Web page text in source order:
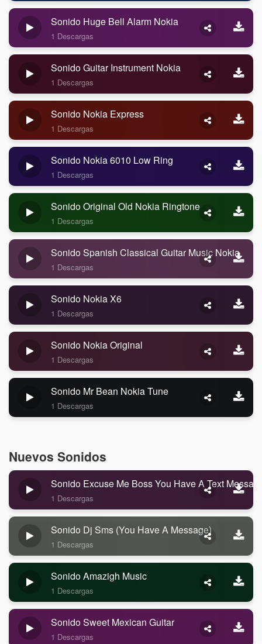
Sonido Huge Bell Alarm Nokia
1 Descargas
Sonido Guitar Instrument Nokia
1 Descargas
Sonido Nokia Express
1 Descargas
Sonido Nokia 6010 Low Ring
1 Descargas
Sonido Original Old Nokia Ringtone
1 Descargas
Sonido Spanish Classical Guitar Music Nokia
1 Descargas
Sonido Nokia X6
1 Descargas
Sonido Nokia Original
1 Descargas
Sonido Mr Bean Nokia Tune
1 Descargas
Nuevos Sonidos
Sonido Excuse Me Boss You Have A Text
1 Descargas
Sonido Dj Sms (you Have A Message)
1 Descargas
Sonido Amazigh Music
1 Descargas
Sonido Sweet Mexican Guitar
1 Descargas